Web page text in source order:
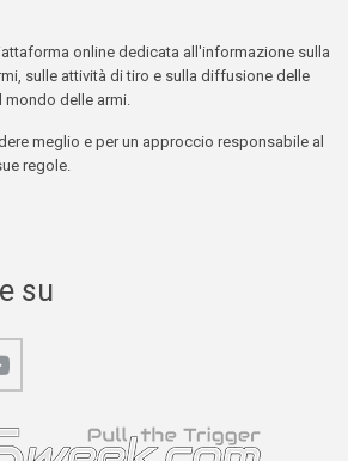
online dedicata all'informazione sulla
sulle attività di tiro e sulla diffusione delle
mondo delle armi.
meglio e per un approccio responsabile al
regole.
su